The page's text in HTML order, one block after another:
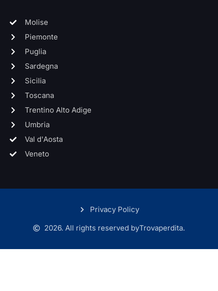
Molise
Piemonte
Puglia
Sardegna
Sicilia
Toscana
Trentino Alto Adige
Umbria
Val d'Aosta
Veneto
Privacy Policy
2026. All rights reserved byTrovaperdita.